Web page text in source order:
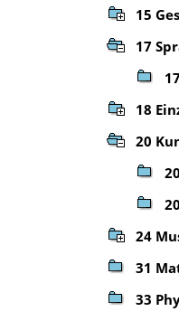
15
17
18
20
24
31
33